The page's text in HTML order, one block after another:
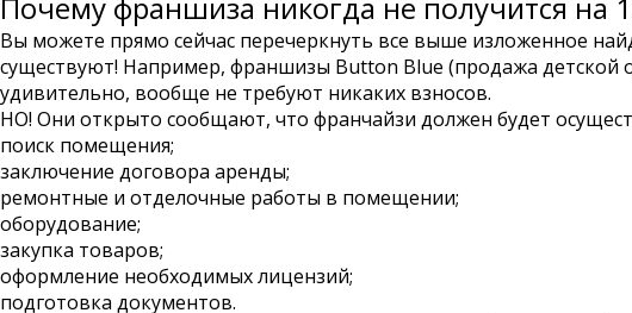
Вы можете прямо сейчас перечеркнуть все выше изложенное
существуют! Например, франшизы Button Blue (продажа детской
удивительно, вообще не требуют никаких взносов.
НО! Они открыто сообщают, что франчайзи должен будет
поиск помещения;
заключение договора аренды;
ремонтные и отделочные работы в помещении;
оборудование;
закупка товаров;
оформление необходимых лицензий;
подготовка документов.